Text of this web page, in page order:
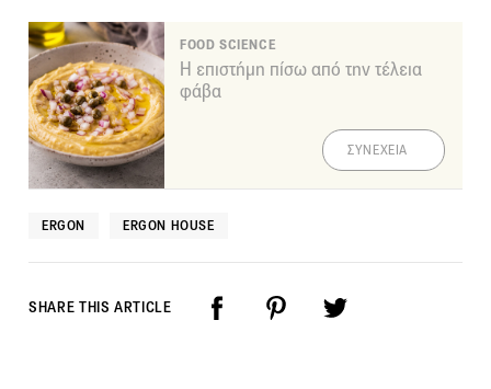
FOOD SCIENCE
Η επιστήμη πίσω από την τέλεια
φάβα
ΣΥΝΕΧΕΙΑ
ERGON ERGON HOUSE
SHARE THIS ARTICLE